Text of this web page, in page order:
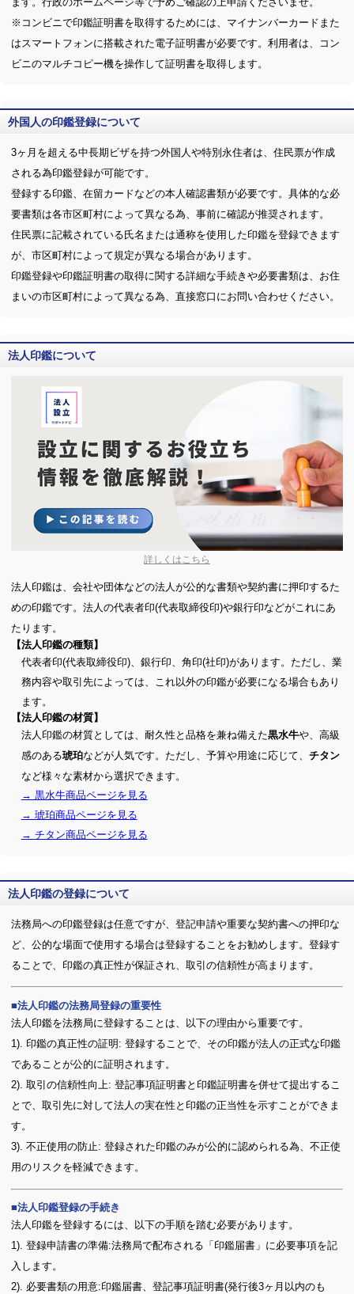
※コンビニで印鑑証明書を取得するためには、マイナンバーカードまた
はスマートフォンに搭載された電子証明書が必要です。利用者は、コン
ビニのマルチコピー機を操作して証明書を取得します。
外国人の印鑑登録について
3ヶ月を超える中長期ビザを持つ外国人や特別永住者は、住民票が作成
される為印鑑登録が可能です。
登録する印鑑、在留カードなどの本人確認書類が必要です。具体的な必
要書類は各市区町村によって異なる為、事前に確認が推奨されます。
住民票に記載されている氏名または通称を使用した印鑑を登録できます
が、市区町村によって規定が異なる場合があります。
印鑑登録や印鑑証明書の取得に関する詳細な手続きや必要書類は、お住
まいの市区町村によって異なる為、直接窓口にお問い合わせください。
法人印鑑について
詳しくはこちら
法人印鑑は、会社や団体などの法人が公的な書類や契約書に押印するた
めの印鑑です。法人の代表者印(代表取締役印)や銀行印などがこれにあ
たります。
【法人印鑑の種類】
代表者印(代表取締役印)、銀行印、角印(社印)があります。ただし、業
務内容や取引先によっては、これ以外の印鑑が必要になる場合もあり
ます。
【法人印鑑の材質】
法人印鑑の材質としては、耐久性と品格を兼ね備えた黒水牛や、高級
感のある琥珀などが人気です。ただし、予算や用途に応じて、 チタン
など様々な素材から選択できます。
→ 黒水牛商品ページを見る
→ 琥珀商品ページを見る
→ チタン商品ページを見る
法人印鑑の登録について
法務局への印鑑登録は任意ですが、登記申請や重要な契約書への押印な
ど、公的な場面で使用する場合は登録することをお勧めします。登録す
ることで、印鑑の真正性が保証され、取引の信頼性が高まります。
法人印鑑の法務局登録の重要性
法人印鑑を法務局に登録することは、以下の理由から重要です。
1). 印鑑の真正性の証明: 登録することで、その印鑑が法人の正式な印鑑
であることが公的に証明されます。
2). 取引の信頼性向上: 登記事項証明書と印鑑証明書を併せて提出するこ
とで、取引先に対して法人の実在性と印鑑の正当性を示すことができま
す。
3). 不正使用の防止: 登録された印鑑のみが公的に認められる為、不正使
用のリスクを軽減できます。
法人印鑑登録の手続き
法人印鑑を登録するには、以下の手順を踏む必要があります。
1). 登録申請書の準備:法務局で配布される「印鑑届書」に必要事項を記
入します。
2). 必要書類の用意:印鑑届書、登記事項証明書(発行後3ヶ月以内のも